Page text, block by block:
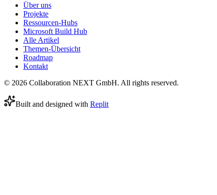
Über uns
Projekte
Ressourcen-Hubs
Microsoft Build Hub
Alle Artikel
Themen-Übersicht
Roadmap
Kontakt
© 2026 Collaboration NEXT GmbH. All rights reserved.
Built and designed with Replit